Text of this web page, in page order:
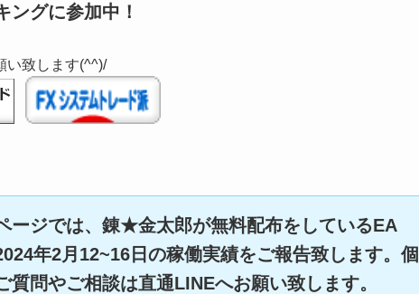
ングに参加中！
い致します(^^)/
ージでは、錬★金太郎が無料配布をしているEA
年2月12~16日の稼働実績をご報告致します。個
質問やご相談は直通LINEへお願い致します。